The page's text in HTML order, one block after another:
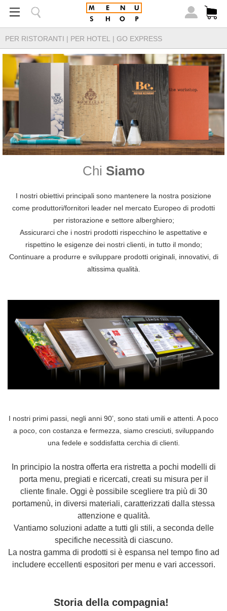
PER RISTORANTI | PER HOTEL | GO EXPRESS
Chi Siamo
I nostri obiettivi principali sono mantenere la nostra posizione
come produttori/fornitori leader nel mercato Europeo di prodotti
per ristorazione e settore alberghiero;
Assicurarci che i nostri prodotti rispecchino le aspettative e
rispettino le esigenze dei nostri clienti, in tutto il mondo;
Continuare a produrre e sviluppare prodotti originali, innovativi, di
altissima qualità.
I nostri primi passi, negli anni 90’, sono stati umili e attenti. A poco
a poco, con costanza e fermezza, siamo cresciuti, sviluppando
una fedele e soddisfatta cerchia di clienti.
In principio la nostra offerta era ristretta a pochi modelli di
porta menu, pregiati e ricercati, creati su misura per il
cliente finale. Oggi è possibile scegliere tra più di 30
portamenù, in diversi materiali, caratterizzati dalla stessa
attenzione e qualità.
Vantiamo soluzioni adatte a tutti gli stili, a seconda delle
specifiche necessità di ciascuno.
La nostra gamma di prodotti si è espansa nel tempo fino ad
includere eccellenti espositori per menu e vari accessori.
Storia della compagnia!